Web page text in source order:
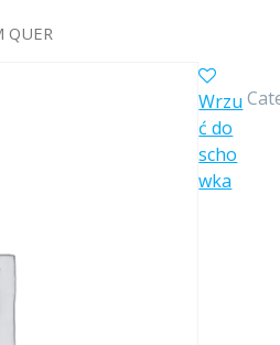
QUER
Wrzu
ć do
scho
wka